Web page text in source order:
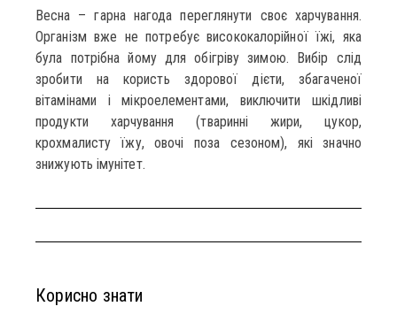
Весна – гарна нагода переглянути своє харчування.
Організм вже не потребує висококалорійної їжі, яка
була потрібна йому для обігріву зимою. Вибір слід
зробити на користь здорової дієти, збагаченої
вітамінами і мікроелементами, виключити шкідливі
продукти харчування (тваринні жири, цукор,
крохмалисту їжу, овочі поза сезоном), які значно
знижують імунітет.
Корисно знати